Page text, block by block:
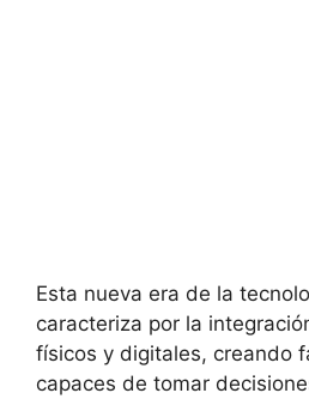
Esta nueva era de la
caracteriza por la
físicos y digitales, creando
capaces de tomar